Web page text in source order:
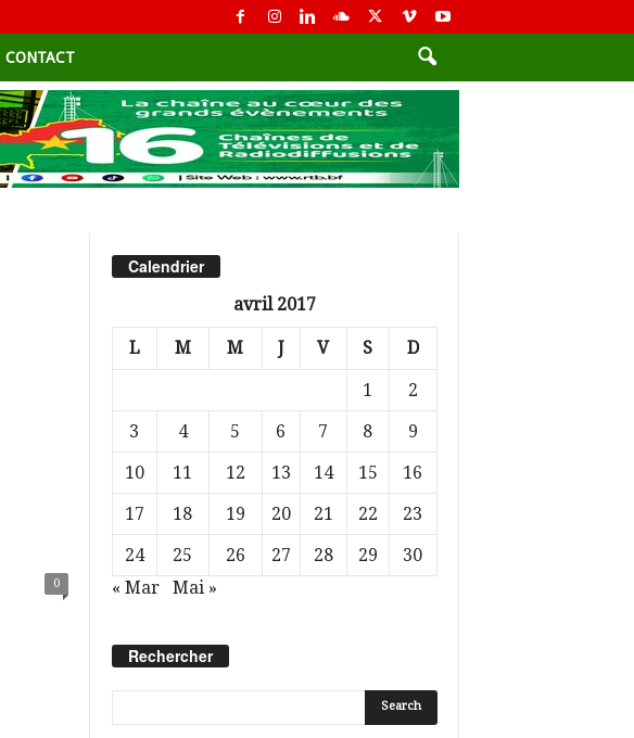
CONTACT
0
Calendrier
avril 2017
L M M J V S D
1
2
3
4 5 6 7 8
9
10
11 12 13 14 15
16
17
18 19 20 21 22
23
24
25 26 27 28 29
30
« Mar
Mai »
Rechercher